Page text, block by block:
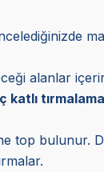
alanlar
katlı
top bulunur.